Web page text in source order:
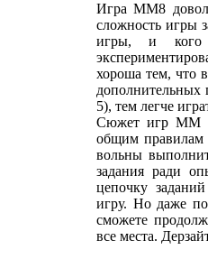
Игра ММ8
сложность игры
игры, и кого
хороша тем, что
дополнительных
5), тем легче
Сюжет игр ММ
общим правилам
вольны
задания ради
цепочку
игру. Но даже
сможете
все места.